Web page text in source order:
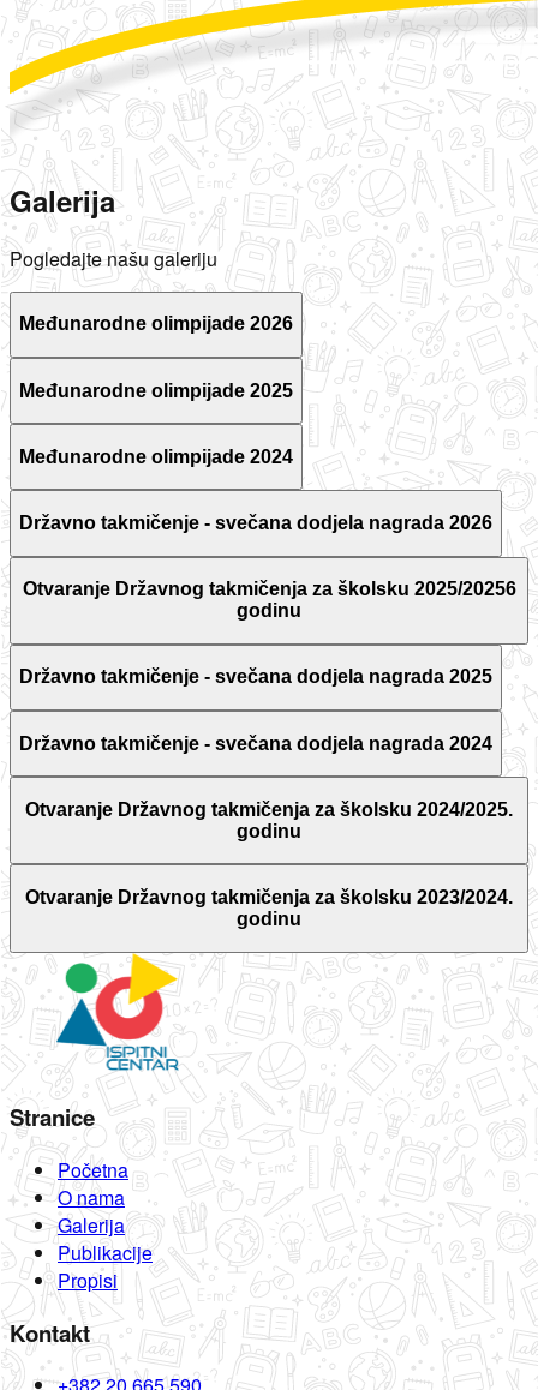
Galerija
Pogledajte našu galeriju
Međunarodne olimpijade 2026
Međunarodne olimpijade 2025
Međunarodne olimpijade 2024
Državno takmičenje - svečana dodjela nagrada 2026
Otvaranje Državnog takmičenja za školsku 2025/20256
godinu
Državno takmičenje - svečana dodjela nagrada 2025
Državno takmičenje - svečana dodjela nagrada 2024
Otvaranje Državnog takmičenja za školsku 2024/2025.
godinu
Otvaranje Državnog takmičenja za školsku 2023/2024.
godinu
Stranice
Početna
O nama
Galerija
Publikacije
Propisi
Kontakt